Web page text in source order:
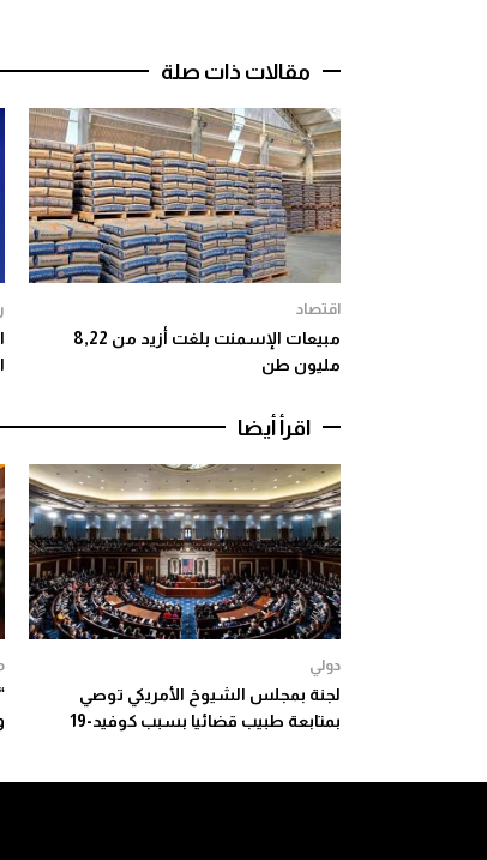
مقالات ذات صلة
اقتصاد
مبيعات الإسمنت بلغت أزيد من 8,22
مليون طن
اقرأ أيضا
دولي
لجنة بمجلس الشيوخ الأمريكي توصي
بمتابعة طبيب قضائيا بسبب كوفيد-19